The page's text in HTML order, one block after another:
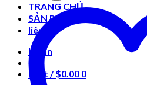
TRANG CHỦ
SẢN PHẨM
liên hệ
Login
Cart /$0.00 0